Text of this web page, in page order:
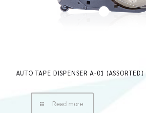
AUTO TAPE DISPENSER A-01 (ASSORTED)
Read more